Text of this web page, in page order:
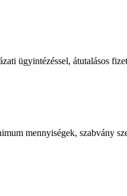
ügyintézéssel, átutalásos
mennyiségek, szabvány